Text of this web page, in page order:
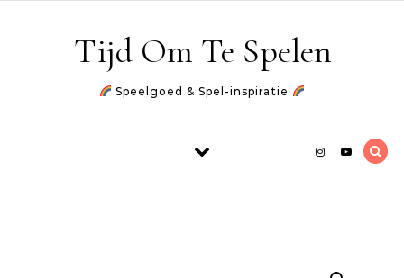
Tijd Om Te Spelen
Speelgoed & Spel-inspiratie